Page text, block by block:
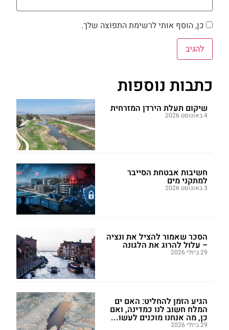
כן, הוסף אותי לרשימת התפוצה שלך.
כתבות נוספות
שיקום תעלת הירדן המזרחית
4 באוגוסט 2026
חשיבות אבטחת הסייבר
למתקני מים
3 באוגוסט 2026
הסכר שאמור להציל את ונציה
– עלול להרוג את הלגונה
29 ביולי 2026
הגיע הזמן להחליט: האם ים
המלח חשוב לנו כמדינה, ואם
כן, מה אנחנו מוכנים לעשו...
29 ביולי 2026